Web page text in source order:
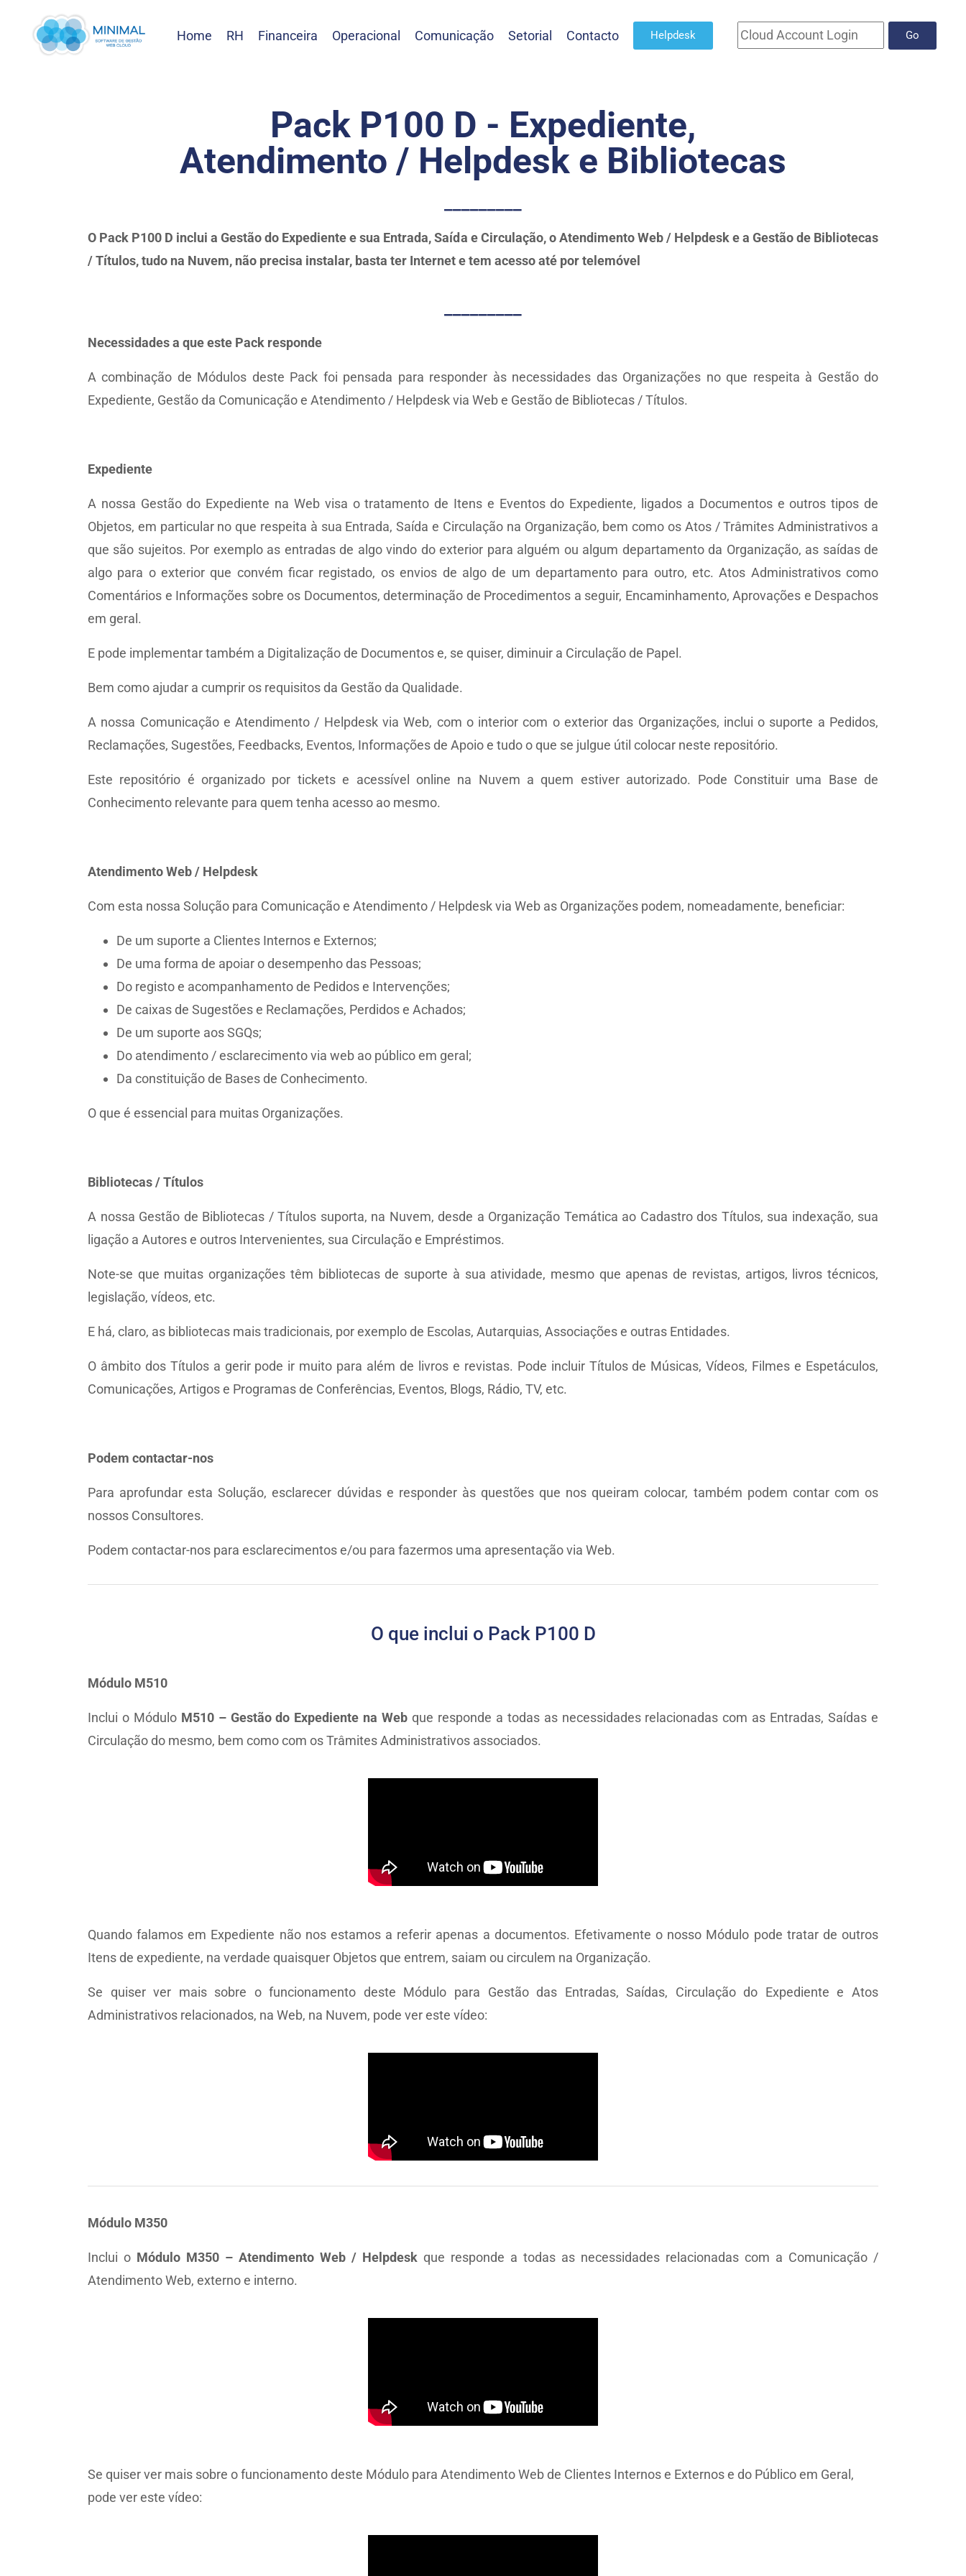
Home RH Financeira Operacional Comunicação Setorial Contacto Helpdesk Go
Pack P100 D - Expediente,
Atendimento / Helpdesk e Bibliotecas
O Pack P100 D inclui a Gestão do Expediente e sua Entrada, Saída e Circulação, o Atendimento Web / Helpdesk e a Gestão de Bibliotecas
/ Títulos, tudo na Nuvem, não precisa instalar, basta ter Internet e tem acesso até por telemóvel
Necessidades a que este Pack responde
A combinação de Módulos deste Pack foi pensada para responder às necessidades das Organizações no que respeita à Gestão do
Expediente, Gestão da Comunicação e Atendimento / Helpdesk via Web e Gestão de Bibliotecas / Títulos.
Expediente
A nossa Gestão do Expediente na Web visa o tratamento de Itens e Eventos do Expediente, ligados a Documentos e outros tipos de
Objetos, em particular no que respeita à sua Entrada, Saída e Circulação na Organização, bem como os Atos / Trâmites Administrativos a
que são sujeitos. Por exemplo as entradas de algo vindo do exterior para alguém ou algum departamento da Organização, as saídas de
algo para o exterior que convém ficar registado, os envios de algo de um departamento para outro, etc. Atos Administrativos como
Comentários e Informações sobre os Documentos, determinação de Procedimentos a seguir, Encaminhamento, Aprovações e Despachos
em geral.
E pode implementar também a Digitalização de Documentos e, se quiser, diminuir a Circulação de Papel.
Bem como ajudar a cumprir os requisitos da Gestão da Qualidade.
A nossa Comunicação e Atendimento / Helpdesk via Web, com o interior com o exterior das Organizações, inclui o suporte a Pedidos,
Reclamações, Sugestões, Feedbacks, Eventos, Informações de Apoio e tudo o que se julgue útil colocar neste repositório.
Este repositório é organizado por tickets e acessível online na Nuvem a quem estiver autorizado. Pode Constituir uma Base de
Conhecimento relevante para quem tenha acesso ao mesmo.
Atendimento Web / Helpdesk
Com esta nossa Solução para Comunicação e Atendimento / Helpdesk via Web as Organizações podem, nomeadamente, beneficiar:
De um suporte a Clientes Internos e Externos;
De uma forma de apoiar o desempenho das Pessoas;
Do registo e acompanhamento de Pedidos e Intervenções;
De caixas de Sugestões e Reclamações, Perdidos e Achados;
De um suporte aos SGQs;
Do atendimento / esclarecimento via web ao público em geral;
Da constituição de Bases de Conhecimento.
O que é essencial para muitas Organizações.
Bibliotecas / Títulos
A nossa Gestão de Bibliotecas / Títulos suporta, na Nuvem, desde a Organização Temática ao Cadastro dos Títulos, sua indexação, sua
ligação a Autores e outros Intervenientes, sua Circulação e Empréstimos.
Note-se que muitas organizações têm bibliotecas de suporte à sua atividade, mesmo que apenas de revistas, artigos, livros técnicos,
legislação, vídeos, etc.
E há, claro, as bibliotecas mais tradicionais, por exemplo de Escolas, Autarquias, Associações e outras Entidades.
O âmbito dos Títulos a gerir pode ir muito para além de livros e revistas. Pode incluir Títulos de Músicas, Vídeos, Filmes e Espetáculos,
Comunicações, Artigos e Programas de Conferências, Eventos, Blogs, Rádio, TV, etc.
Podem contactar-nos
Para aprofundar esta Solução, esclarecer dúvidas e responder às questões que nos queiram colocar, também podem contar com os
nossos Consultores.
Podem contactar-nos para esclarecimentos e/ou para fazermos uma apresentação via Web.
O que inclui o Pack P100 D
Módulo M510
Inclui o Módulo M510 – Gestão do Expediente na Web que responde a todas as necessidades relacionadas com as Entradas, Saídas e
Circulação do mesmo, bem como com os Trâmites Administrativos associados.
Quando falamos em Expediente não nos estamos a referir apenas a documentos. Efetivamente o nosso Módulo pode tratar de outros
Itens de expediente, na verdade quaisquer Objetos que entrem, saiam ou circulem na Organização.
Se quiser ver mais sobre o funcionamento deste Módulo para Gestão das Entradas, Saídas, Circulação do Expediente e Atos
Administrativos relacionados, na Web, na Nuvem, pode ver este vídeo:
Módulo M350
Inclui o Módulo M350 – Atendimento Web / Helpdesk que responde a todas as necessidades relacionadas com a Comunicação /
Atendimento Web, externo e interno.
Se quiser ver mais sobre o funcionamento deste Módulo para Atendimento Web de Clientes Internos e Externos e do Público em Geral,
pode ver este vídeo: